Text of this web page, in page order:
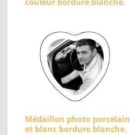
Médaillon photo
et blanc bordure blanche.